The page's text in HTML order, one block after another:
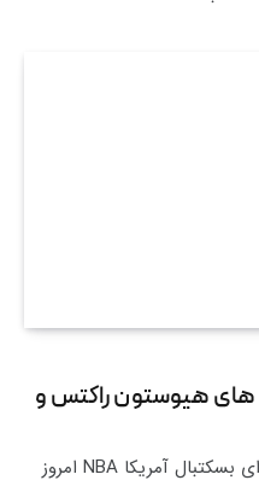
های هیوستون راکتس و
نقل و انتقالات تابستانی لیگ حرفه ای بسکتبال آمریکا NBA امروز